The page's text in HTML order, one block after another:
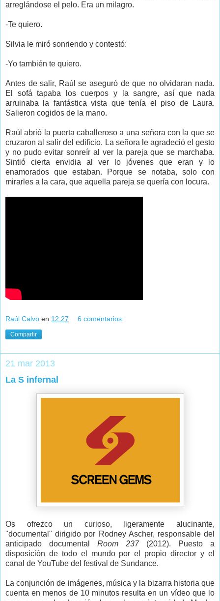
arreglándose el pelo. Era un milagro.
-Te quiero.
Silvia le miró sonriendo y contestó:
-Yo también te quiero.
Antes de salir, Raúl se aseguró de que no olvidaran nada.
El sofá tapaba los cuerpos y la sangre, así que nada
arruinaba la fantástica vista que tenía el piso de Laura.
Salieron cogidos de la mano.
Raúl abrió la puerta caballeroso a una señora con la que se
cruzaron al salir del edificio. La señora le agradeció el gesto
y no pudo evitar sonreír al ver la pareja que se marchaba.
Sintió cierta envidia al ver lo jóvenes que eran y lo
enamorados que estaban. Porque se notaba, solo con
mirarles a la cara, que aquella pareja se quería con locura.
Raúl Calvo en 12:27 6 comentarios:
Compartir
21 mar 2013
La S infernal
Os ofrezco un curioso, ligeramente alucinante,
"documental" dirigido por Rodney Ascher, responsable del
anticipado documental Room 237 (2012). Puesto a
disposición de todo el mundo por el propio director y el
canal de YouTube del festival de Sundance.
La conjunción de imágenes, música y la bizarra historia que
cuenta en menos de 10 minutos resulta en un vídeo que lo